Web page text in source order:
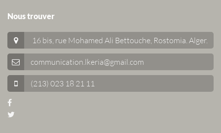
Nous trouver
16 bis, rue Mohamed Ali Bettouche, Rostomia. Alger.
communication.lkeria@gmail.com
(213) 023 18 21 11